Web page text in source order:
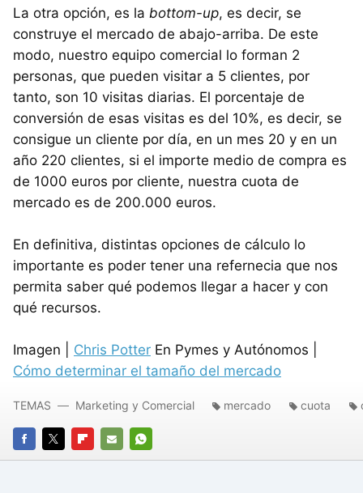
La otra opción, es la bottom-up, es decir, se
construye el mercado de abajo-arriba. De este
modo, nuestro equipo comercial lo forman 2
personas, que pueden visitar a 5 clientes, por
tanto, son 10 visitas diarias. El porcentaje de
conversión de esas visitas es del 10%, es decir, se
consigue un cliente por día, en un mes 20 y en un
año 220 clientes, si el importe medio de compra es
de 1000 euros por cliente, nuestra cuota de
mercado es de 200.000 euros.
En definitiva, distintas opciones de cálculo lo
importante es poder tener una refernecia que nos
permita saber qué podemos llegar a hacer y con
qué recursos.
Imagen | Chris Potter En Pymes y Autónomos |
Cómo determinar el tamaño del mercado
FACEBOOK
TWITTERFLIPBOARD
E-
WHATSAPP
TEMAS Marketing y Comercial mercado cuota